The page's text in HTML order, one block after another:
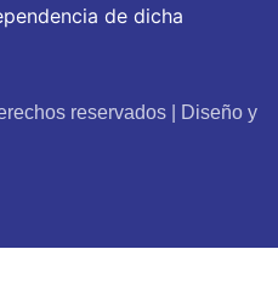
de dicha
reservados | Diseño y